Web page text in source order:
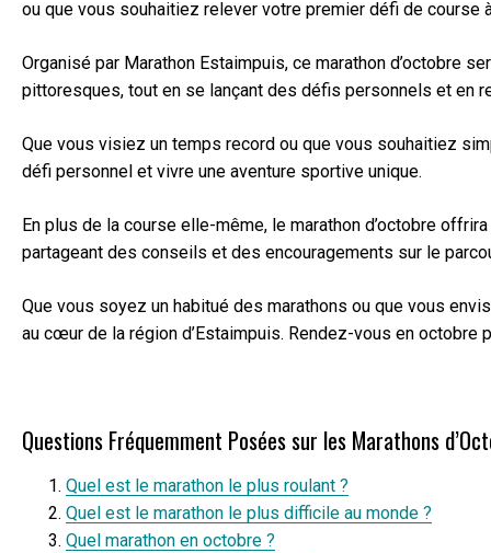
ou que vous souhaitiez relever votre premier défi de course
Organisé par Marathon Estaimpuis, ce marathon d’octobre
pittoresques, tout en se lançant des défis personnels et en
Que vous visiez un temps record ou que vous souhaitiez
défi personnel et vivre une aventure sportive unique.
En plus de la course elle-même, le marathon d’octobre
partageant des conseils et des encouragements sur le
Que vous soyez un habitué des marathons ou que vous
au cœur de la région d’Estaimpuis. Rendez-vous en
Questions Fréquemment Posées sur les Marathons
Quel est le marathon le plus roulant ?
Quel est le marathon le plus difficile au monde ?
Quel marathon en octobre ?